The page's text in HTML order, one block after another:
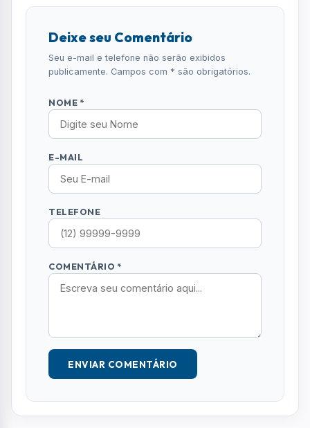
COMENTÁRIO *
ENVIAR COMENTÁRIO
Mais Lidas
sessão especial no aniversário do Rei do
Pop
02 RMVALE
Vale do Paraíba registra mais de 5,1 mil